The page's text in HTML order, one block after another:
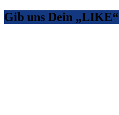
Gib uns Dein „LIKE“